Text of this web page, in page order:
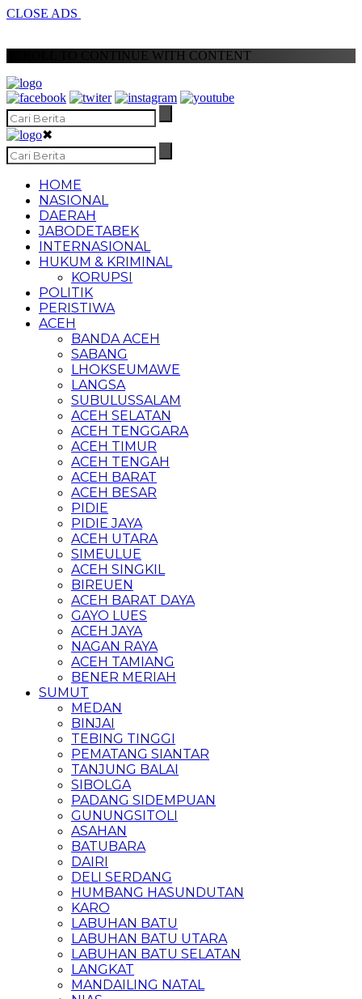
CLOSE ADS
SCROLL TO CONTINUE WITH CONTENT
✖
HOME
NASIONAL
DAERAH
JABODETABEK
INTERNASIONAL
HUKUM & KRIMINAL
KORUPSI
POLITIK
PERISTIWA
ACEH
BANDA ACEH
SABANG
LHOKSEUMAWE
LANGSA
SUBULUSSALAM
ACEH SELATAN
ACEH TENGGARA
ACEH TIMUR
ACEH TENGAH
ACEH BARAT
ACEH BESAR
PIDIE
PIDIE JAYA
ACEH UTARA
SIMEULUE
ACEH SINGKIL
BIREUEN
ACEH BARAT DAYA
GAYO LUES
ACEH JAYA
NAGAN RAYA
ACEH TAMIANG
BENER MERIAH
SUMUT
MEDAN
BINJAI
TEBING TINGGI
PEMATANG SIANTAR
TANJUNG BALAI
SIBOLGA
PADANG SIDEMPUAN
GUNUNGSITOLI
ASAHAN
BATUBARA
DAIRI
DELI SERDANG
HUMBANG HASUNDUTAN
KARO
LABUHAN BATU
LABUHAN BATU UTARA
LABUHAN BATU SELATAN
LANGKAT
MANDAILING NATAL